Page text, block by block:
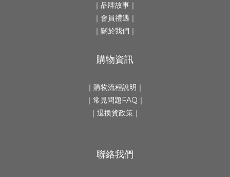
｜ 品牌故事 ｜
｜會員禮遇｜
｜ 關於我們 ｜
購物資訊
｜ 購物流程說明 ｜
｜ 常見問題FAQ ｜
｜ 退換貨政策 ｜
聯絡我們